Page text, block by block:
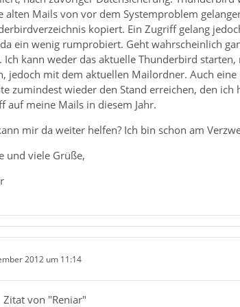
alten Mails von vor dem Systemproblem
kopiert. Ein Zugriff gelang
ein wenig rumprobiert. Geht wahrscheinlich
Ich kann weder das aktuelle Thunderbird
jedoch mit dem aktuellen Mailordner. Auch
zumindest wieder den Stand erreichen, den
auf meine Mails in diesem Jahr.
mir da weiter helfen? Ich bin schon am
und viele Grüße,
2012 um 11:14
Zitat von "Reniar"